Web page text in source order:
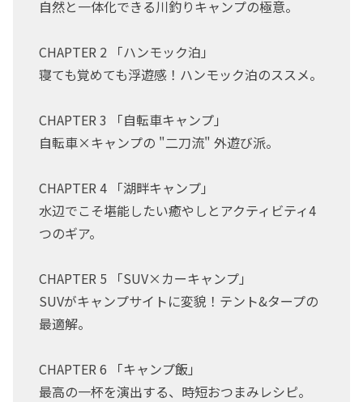
自然と一体化できる川釣りキャンプの極意。
CHAPTER 2 「ハンモック泊」
寝ても覚めても浮遊感！ハンモック泊のススメ。
CHAPTER 3 「自転車キャンプ」
自転車×キャンプの "二刀流" 外遊び派。
CHAPTER 4 「湖畔キャンプ」
水辺でこそ堪能したい癒やしとアクティビティ4
つのギア。
CHAPTER 5 「SUV×カーキャンプ」
SUVがキャンプサイトに変貌！テント&タープの
最適解。
CHAPTER 6 「キャンプ飯」
最高の一杯を演出する、時短おつまみレシピ。